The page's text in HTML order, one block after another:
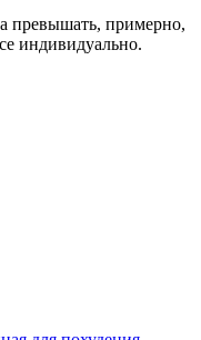
превышать, примерно,
индивидуально.